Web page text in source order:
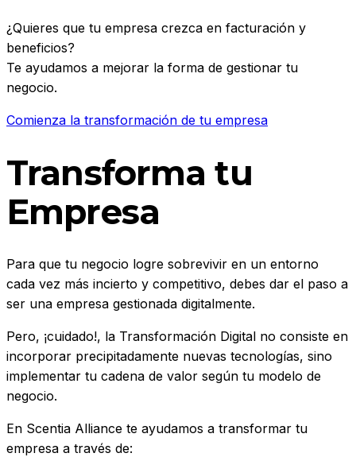
¿Quieres que tu empresa crezca en facturación y
beneficios?
Te ayudamos a mejorar la forma de gestionar tu
negocio.
Comienza la transformación de tu empresa
Transforma tu
Empresa
Para que tu negocio logre sobrevivir en un entorno
cada vez más incierto y competitivo, debes dar el paso a
ser una empresa gestionada digitalmente.
Pero, ¡cuidado!, la Transformación Digital no consiste en
incorporar precipitadamente nuevas tecnologías, sino
implementar tu cadena de valor según tu modelo de
negocio.
En Scentia Alliance te ayudamos a transformar tu
empresa a través de: